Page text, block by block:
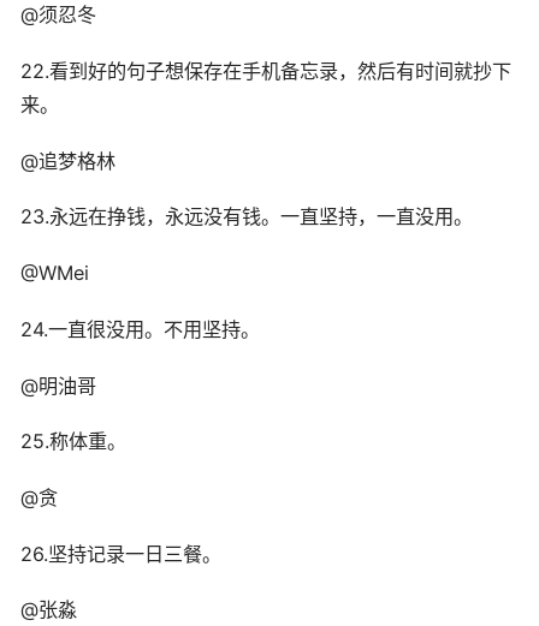
@须忍冬
22.看到好的句子想保存在手机备忘录，然后有时间就抄下
来。
@追梦格林
23.永远在挣钱，永远没有钱。一直坚持，一直没用。
@WMei
24.一直很没用。不用坚持。
@明油哥
25.称体重。
@贪
26.坚持记录一日三餐。
@张淼